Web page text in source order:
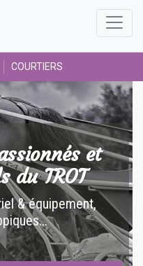
COURTIERS
et
du TROT
& équipement,